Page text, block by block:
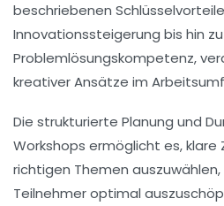
beschriebenen
Innovationssteigerung bis hin
Problemlösungskompetenz,
kreativer Ansätze im
Die strukturierte Planung und
Workshops ermöglicht es, klare
richtigen Themen
Teilnehmer optimal